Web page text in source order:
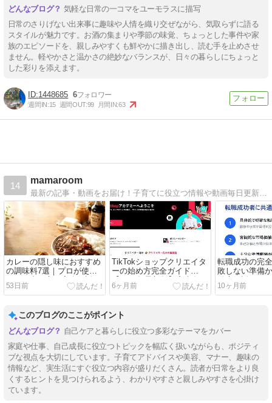
気軽な日常の一コマをユーモラスに描写
日常のさりげない出来事に趣味や人情を織り交ぜながら、気取らずに語る
スタイルが魅力です。お酒の集まりや季節の味覚、ちょっとした事件や家
族のエピソードを、親しみやすくも鮮やかに描き出し、読む手を止めさせ
ません。軽やかさと温かさの絶妙なバランスが、日々の暮らしにちょっと
した彩りを添えます。
1448685 6
週間IN:15 週間OUT:99 月間IN:63
14
mamaroom
カレーの隠し味におすすめ
の調味料7選｜プロが使う
コクの出し方を完全解説
53日前
TikTokショップクリエイタ
ーの始め方完全ガイド
【2026年最新版】審査条
件・登録手順・収益化のコ
6ヶ月前
転職成功の完
敗しない準備
徹底解説
10ヶ月前
このブログのここがポイント
自己ケアと暮らしに役立つ多彩なテーマをカバー
家庭や仕事、自己成長に役立つトピックを幅広く扱いながらも、ポジティ
ブな視点を大切にしています。子育てアドバイスや美容、マナー、趣味の
情報など、実生活にすぐ役立つ内容が盛りだくさん。読者が日常をより良
くするヒントを見つけられるよう、わかりやすさと親しみやすさを心掛け
ています。